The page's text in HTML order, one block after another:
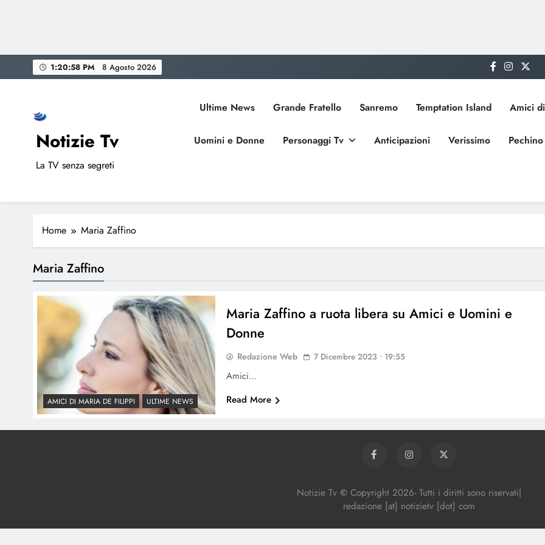
to
1:20:58 PM 8 Agosto 2026
Notizie Tv
La TV senza segreti
Ultime News Grande Fratello Sanremo Temptation Island Amici
Uomini e Donne Personaggi Tv Anticipazioni Verissimo
Home Maria Zaffino
Maria Zaffino
AMICI DI MARIA DE FILIPPI ULTIME NEWS
Maria Zaffino a ruota libera su Amici e Uomini e
Donne
Redazione Web 7 Dicembre 2023 • 19:55
Amici…
Read More
Notizie Tv ©Copyright2026- Tutti i diritti sono riservati|
redazione [at] notizietv [dot] com